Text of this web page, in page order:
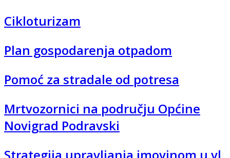
Cikloturizam
Plan gospodarenja otpadom
Pomoć za stradale od potresa
Mrtvozornici na području Općine
Novigrad Podravski